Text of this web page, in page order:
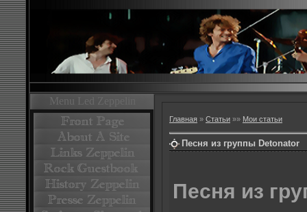
Menu Led Zeppelin
Главная » Статьи »» Мои статьи
Песня из группы Detonator
Песня из